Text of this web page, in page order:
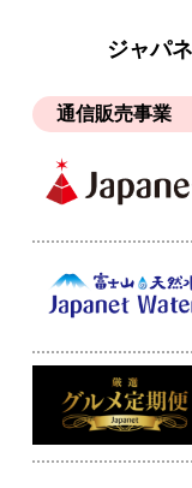
ジャパ
通信販売事業